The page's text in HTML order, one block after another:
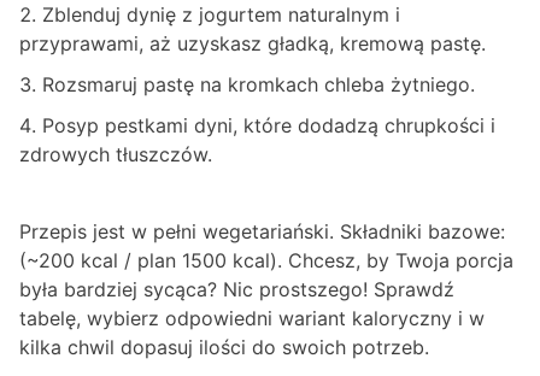
Zblenduj dynię z jogurtem naturalnym i
przyprawami, aż uzyskasz gładką, kremową pastę.
Rozsmaruj pastę na kromkach chleba żytniego.
Posyp pestkami dyni, które dodadzą chrupkości i
zdrowych tłuszczów.
Przepis jest w pełni wegetariański. Składniki bazowe:
(~200 kcal / plan 1500 kcal). Chcesz, by Twoja porcja
była bardziej sycąca? Nic prostszego! Sprawdź
tabelę, wybierz odpowiedni wariant kaloryczny i w
kilka chwil dopasuj ilości do swoich potrzeb.